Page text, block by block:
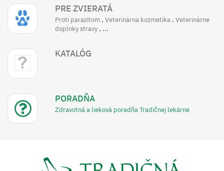
PRE ZVIERATÁ
Proti parazitom ,Veterinárna kozmetika ,Veterinárne
doplnky stravy , ...
KATALÓG
PORADŇA
Zdravotná a lieková poradňa Tradičnej lekárne